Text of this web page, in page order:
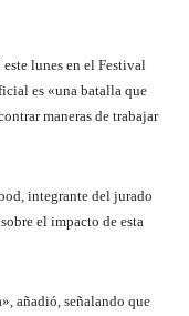
lunes en el Festival
es «una batalla que
maneras de trabajar
integrante del jurado
el impacto de esta
añadió, señalando que